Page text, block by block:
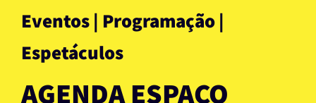
Eventos | Programação |
Espetáculos
AGENDA ESPAÇO